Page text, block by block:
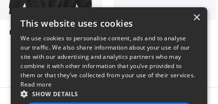
Living Artists and Money
$41 $7
×
This website uses cookies
We use cookies to personalise content, ads and to analyse
our traffic. We also share information about your use of our
site with our advertising and analytics partners who may
combine it with other information that you’ve provided to
them or that they’ve collected from your use of their services.
Read more
SHOW DETAILS